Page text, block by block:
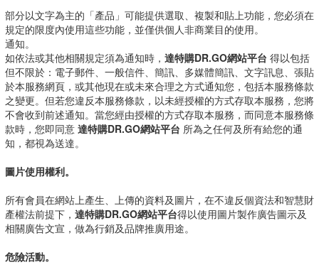
部分以文字為主的「產品」可能提供選取、複製和貼上功能，您必須在
規定的限度內使用這些功能，並僅供個人非商業目的使用。
通知。
如依法或其他相關規定須為通知時， 達特購DR.GO網站平台 得以包括
但不限於：電子郵件、一般信件、簡訊、多媒體簡訊、文字訊息、張貼
於本服務網頁，或其他現在或未來合理之方式通知您，包括本服務條款
之變更。但若您違反本服務條款，以未經授權的方式存取本服務，您將
不會收到前述通知。當您經由授權的方式存取本服務，而同意本服務條
款時，您即同意 達特購DR.GO網站平台 所為之任何及所有給您的通
知，都視為送達。
圖片使用權利。
所有會員在網站上產生、上傳的資料及圖片，在不違反個資法和智慧財
產權法前提下， 達特購DR.GO網站平台得以使用圖片製作廣告圖示及
相關廣告文宣，做為行銷及品牌推廣用途。
危險活動。